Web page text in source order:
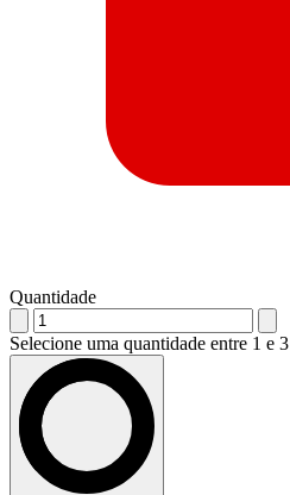
Quantidade
Selecione uma quantidade entre 1 e 3